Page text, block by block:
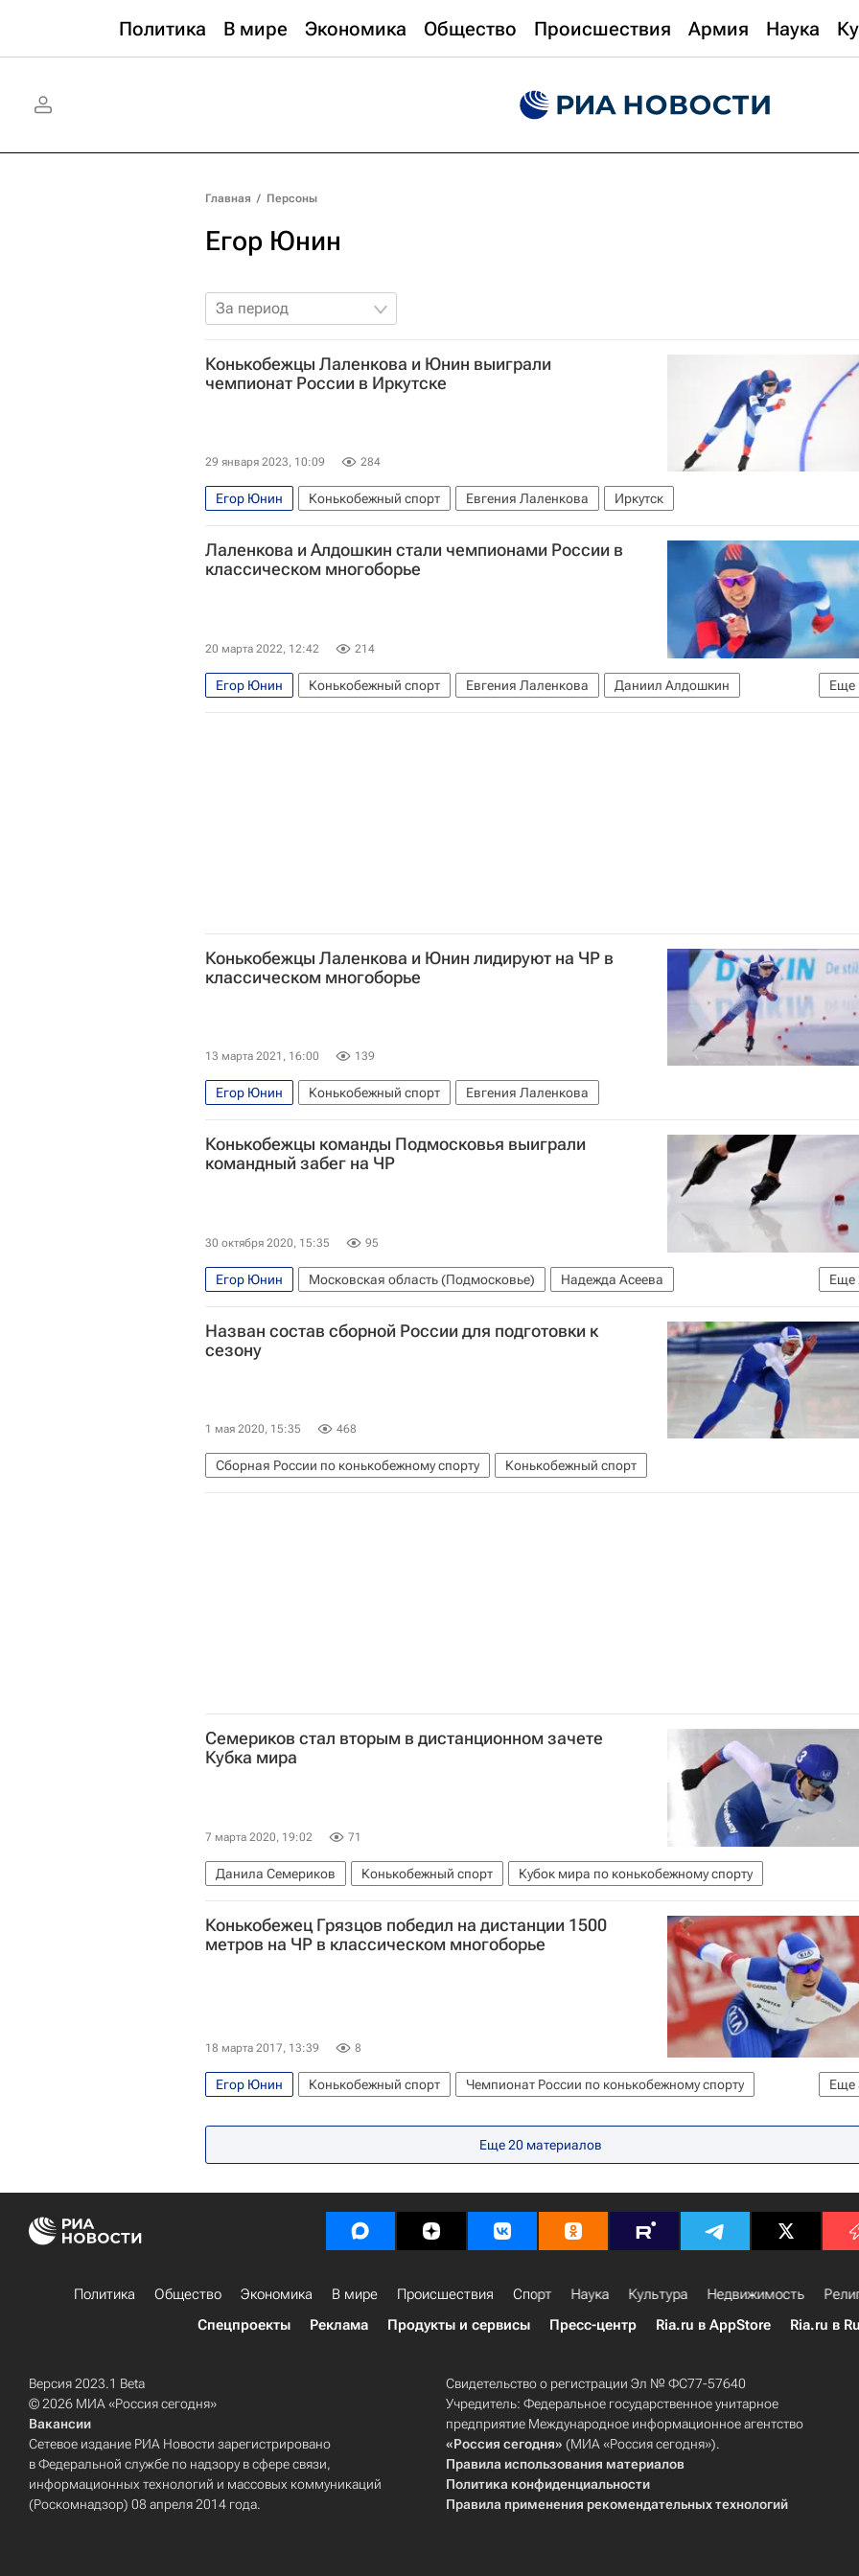
Политика В мире Экономика Общество Происшествия Армия Наука
Главная / Персоны
Егор Юнин
За период
Конькобежцы Лаленкова и Юнин выиграли
чемпионат России в Иркутске
29 января 2023, 10:09 284
Егор Юнин Конькобежный спорт Евгения Лаленкова Иркутск
Лаленкова и Алдошкин стали чемпионами России в
классическом многоборье
20 марта 2022, 12:42 214
Еще
Егор Юнин Конькобежный спорт Евгения Лаленкова
Даниил Алдошкин
Дарья Качанова
Конькобежцы Лаленкова и Юнин лидируют на ЧР в
классическом многоборье
13 марта 2021, 16:00 139
Егор Юнин Конькобежный спорт Евгения Лаленкова
Конькобежцы команды Подмосковья выиграли
командный забег на ЧР
30 октября 2020, 15:35 95
Еще
Егор Юнин Московская область (Подмосковье)
Надежда Асеева
Конькобежный спорт
Руслан Захаров
Назван состав сборной России для подготовки к
сезону
1 мая 2020, 15:35 468
Сборная России по конькобежному спорту Конькобежный спорт
Семериков стал вторым в дистанционном зачете
Кубка мира
7 марта 2020, 19:02 71
Данила Семериков Конькобежный спорт Кубок мира по конькобежному спорту
Конькобежец Грязцов победил на дистанции 1500
метров на ЧР в классическом многоборье
18 марта 2017, 13:39 8
Еще
Егор Юнин Конькобежный спорт
Чемпионат России по конькобежному спорту
Еще20 материалов
Политика Общество Экономика В мире Происшествия Спорт Наука Культура Недвижимость
Спецпроекты
Реклама Продукты и сервисы Пресс-центр Ria.ru в AppStore Ria.ru в
Версия 2023.1 Beta
© 2026 МИА «Россия сегодня»
Вакансии
Сетевое издание РИА Новости зарегистрировано
в Федеральной службе по надзору в сфере связи,
информационных технологий и массовых коммуникаций
(Роскомнадзор) 08 апреля 2014 года.
Свидетельство о регистрации Эл № ФС77-57640
Учредитель: Федеральное государственное унитарное
предприятие Международное информационное агентство
«Россия сегодня» (МИА «Россия сегодня»).
Правила использования материалов
Политика конфиденциальности
Правила применения рекомендательных технологий